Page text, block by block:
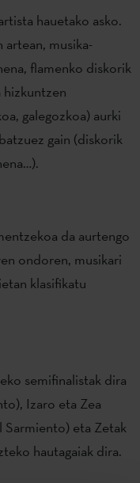
hauetako asko.
artean, musika-
flamenko diskorik
galegozkoa) aurki
gain (diskorik
da aurtengo
ondoren, musikari
klasifikatu
semifinalistak dira
Izaro eta Zea
Sarmiento) eta Zetak
hautagaiak dira.